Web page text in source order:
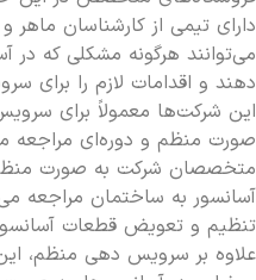
تعمیرات پیشگیرانه
هزینه تعویض قطعات
آیا سرویس دوره ای
دارای تیمی از کارشناسان ماهر
می‌توانند هرگونه مشکلی که
دهند و اقدامات لازم را برای
این شرکت‌ها معمولاً برای
صورت منظم و دوره‌ای مراجعه
متخصصان شرکت به صورت
آسانسور به ساختمان مراجعه
تنظیم و تعویض قطعات
علاوه بر سرویس دهی منظم،